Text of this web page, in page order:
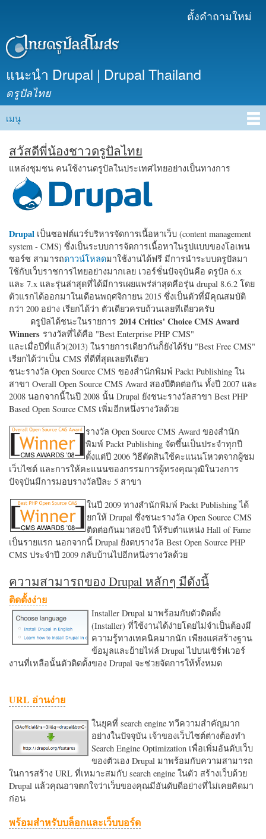
เนื้อหา
ตั้งคำถามใหม่
แนะนำ Drupal | Drupal Thailand
ดรูปัลไทย
Main menu
เมนู
สวัสดีพี่น้องชาวดรูปัลไทย
แหล่งชุมชน คนใช้งานดรูปัลในประเทศไทยอย่างเป็นทางการ
Drupal เป็นซอฟต์แวร์บริหารจัดการเนื้อหาเว็บ (content management
system - CMS) ซึ่งเป็นระบบการจัดการเนื้อหาในรูปแบบของโอเพน
ซอร์ซ สามารถดาวน์โหลดมาใช้งานได้ฟรี มีการนำระบบดรูปัลมา
ใช้กับเว็บราชการไทยอย่างมากเลย เวอร์ชั่นปัจจุบันคือ ดรูปัล 6.x
และ 7.x และรุ่นล่าสุดที่ได้มีการเผยแพร่ล่าสุดคือรุ่น drupal 8.6.2 โดย
ตัวแรกได้ออกมาในเดือนพฤศจิกายน 2015 ซึ่งเป็นตัวที่มีคุณสมบัติ
กว่า 200 อย่าง เรียกได้ว่า ตัวเดียวครบถ้วนเลยทีเดียวครับ
ดรูปัลได้ชนะในรายการ 2014 Critics' Choice CMS Award
Winners รางวัลที่ได้คือ "Best Enterprise PHP CMS"
และเมื่อปีที่แล้ว(2013) ในรายการเดียวกันก็ยังได้รับ "Best Free CMS"
เรียกได้ว่าเป็น CMS ที่ดีที่สุดเลยทีเดียว
ชนะรางวัล Open Source CMS ของสำนักพิมพ์ Packt Publishing ใน
สาขา Overall Open Source CMS Award สองปีติดต่อกัน ทั้งปี 2007 และ
2008 นอกจากนี้ในปี 2008 นั้น Drupal ยังชนะรางวัลสาขา Best PHP
Based Open Source CMS เพิ่มอีกหนึ่งรางวัลด้วย
รางวัล Open Source CMS Award ของสำนัก
พิมพ์ Packt Publishing จัดขึ้นเป็นประจำทุกปี
ตั้งแต่ปี 2006 วิธีตัดสินใช้คะแนนโหวตจากผู้ชม
เว็บไซต์ และการให้คะแนนของกรรมการผู้ทรงคุณวุฒิในวงการ
ปัจจุบันมีการมอบรางวัลปีละ 5 สาขา
ในปี 2009 ทางสำนักพิมพ์ Packt Publishing ได้
ยกให้ Drupal ซึ่งชนะรางวัล Open Source CMS
ติดต่อกันมาสองปี ให้รับตำแหน่ง Hall of Fame
เป็นรายแรก นอกจากนี้ Drupal ยังตบรางวัล Best Open Source PHP
CMS ประจำปี 2009 กลับบ้านไปอีกหนึ่งรางวัลด้วย
ความสามารถของ Drupal หลักๆ มีดังนี้
ติดตั้งง่าย
Installer Drupal มาพร้อมกับตัวติดตั้ง
(Installer) ที่ใช้งานได้ง่ายโดยไม่จำเป็นต้องมี
ความรู้ทางเทคนิคมากนัก เพียงแค่สร้างฐาน
ข้อมูลและย้ายไฟล์ Drupal ไปบนเซิร์ฟเวอร์
งานที่เหลือนั้นตัวติดตั้งของ Drupal จะช่วยจัดการให้ทั้งหมด
URL อ่านง่าย
ในยุคที่ search engine ทวีความสำคัญมาก
อย่างในปัจจุบัน เจ้าของเว็บไซต์ต่างต้องทำ
Search Engine Optimization เพื่อเพิ่มอันดับเว็บ
ของตัวเอง Drupal มาพร้อมกับความสามารถ
ในการสร้าง URL ที่เหมาะสมกับ search engine ในตัว สร้างเว็บด้วย
Drupal แล้วคุณอาจตกใจว่าเว็บของคุณมีอันดับดีอย่างที่ไม่เคยคิดมา
ก่อน
พร้อมสำหรับบล็อกและเว็บบอร์ด